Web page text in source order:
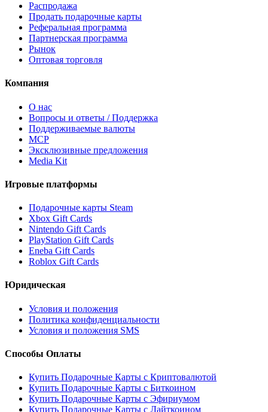
Распродажа
Продать подарочные карты
Реферальная программа
Партнерская программа
Рынок
Оптовая торговля
Компания
О нас
Вопросы и ответы / Поддержка
Поддерживаемые валюты
MCP
Эксклюзивные предложения
Media Kit
Игровые платформы
Подарочные карты Steam
Xbox Gift Cards
Nintendo Gift Cards
PlayStation Gift Cards
Eneba Gift Cards
Roblox Gift Cards
Юридическая
Условия и положения
Политика конфиденциальности
Условия и положения SMS
Способы Оплаты
Купить Подарочные Карты с Криптовалютой
Купить Подарочные Карты с Биткоином
Купить Подарочные Карты с Эфириумом
Купить Подарочные Карты с Лайткоином